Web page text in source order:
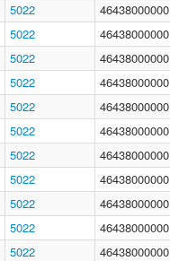
5022 46438000000
5022 46438000000
5022 46438000000
5022 46438000000
5022 46438000000
5022 46438000000
5022 46438000000
5022 46438000000
5022 46438000000
5022 46438000000
5022 46438000000